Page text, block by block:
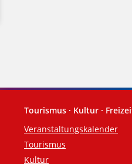
Tourismus · Kultur ·
Veranstaltungskalender
Tourismus
Kultur